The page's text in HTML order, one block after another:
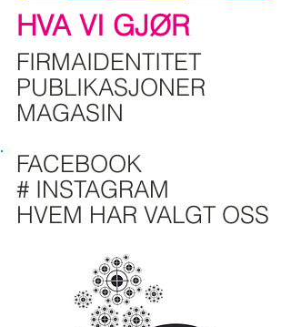
HVA VI GJØR
FIRMAIDENTITET
PUBLIKASJONER
MAGASIN
FACEBOOK
# INSTAGRAM
HVEM HAR VALGT OSS